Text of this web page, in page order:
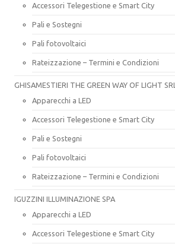
Accessori Telegestione e Smart City
Pali e Sostegni
Pali fotovoltaici
Rateizzazione – Termini e Condizioni
GHISAMESTIERI THE GREEN WAY OF LIGHT SRL
Apparecchi a LED
Accessori Telegestione e Smart City
Pali e Sostegni
Pali fotovoltaici
Rateizzazione – Termini e Condizioni
IGUZZINI ILLUMINAZIONE SPA
Apparecchi a LED
Accessori Telegestione e Smart City